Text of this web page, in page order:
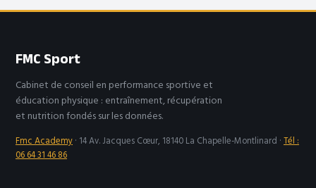
lequel choisir et
FMC Sport
Cabinet de conseil en performance sportive et
éducation physique : entraînement, récupération
et nutrition fondés sur les données.
Fmc Academy · 14 Av. Jacques Cœur, 18140 La Chapelle-Montlinard · Tél :
06 64 31 46 86